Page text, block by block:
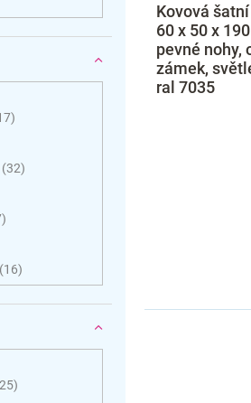
32
16
25
Kovová
60 x 50 x
pevné nohy,
zámek,
ral 7035